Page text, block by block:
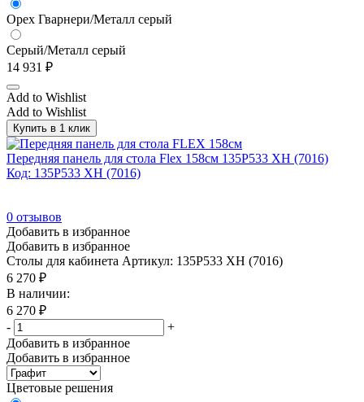
Орех Гварнери/Металл серый
Серый/Металл серый
14 931 ₽
Add to Wishlist
Add to Wishlist
Купить в 1 клик
Передняя панель для стола Flex 158см 135P533 XH (7016)
Код: 135P533 XH (7016)
0 отзывов
Добавить в избранное
Добавить в избранное
Столы для кабинета Артикул: 135P533 XH (7016)
6 270 ₽
В наличии:
6 270 ₽
-
+
Добавить в избранное
Добавить в избранное
Цветовые решения